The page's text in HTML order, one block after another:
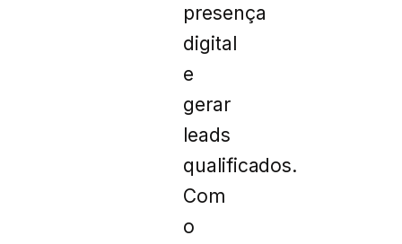
presença
digital
e
gerar
leads
qualificados.
Com
o